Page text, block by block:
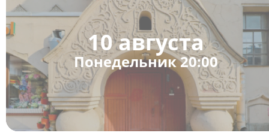
10 августа
Понедельник 20:00